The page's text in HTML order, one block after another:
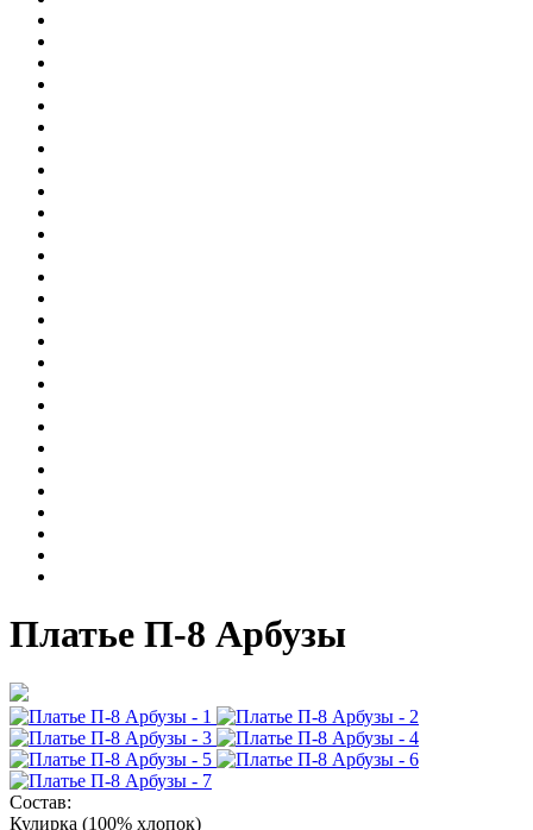
Платье П-8 Арбузы
Состав:
Кулирка (100% хлопок)